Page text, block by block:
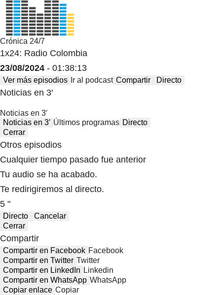
Crónica 24/7
1x24: Radio Colombia
23/08/2024 - 01:38:13
Ver más episodios Ir al podcast Compartir Directo
Noticias en 3′
Noticias en 3′
Noticias en 3′ Últimos programas Directo
Cerrar
Otros episodios
Cualquier tiempo pasado fue anterior
Tu audio se ha acabado.
Te redirigiremos al directo.
5 "
Directo
Cancelar
Cerrar
Compartir
Compartir en Facebook Facebook
Compartir en Twitter Twitter
Compartir en LinkedIn Linkedin
Compartir en WhatsApp WhatsApp
Copiar enlace Copiar